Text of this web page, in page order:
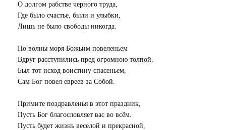
О долгом рабстве черного труда,
Где было счастье, были и улыбки,
Лишь не было свободы никогда.
Но волны моря Божьим повеленьем
Вдруг расступились пред огромною толпой.
Был тот исход воистину спасеньем,
Сам Бог повел евреев за Собой.
Примите поздравленья в этот праздник,
Пусть Бог благословляет вас во всём.
Пусть будет жизнь веселой и прекрасной,